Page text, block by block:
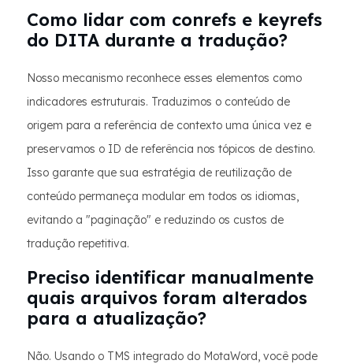
Como lidar com conrefs e keyrefs
do DITA durante a tradução?
Nosso mecanismo reconhece esses elementos como
indicadores estruturais. Traduzimos o conteúdo de
origem para a referência de contexto uma única vez e
preservamos o ID de referência nos tópicos de destino.
Isso garante que sua estratégia de reutilização de
conteúdo permaneça modular em todos os idiomas,
evitando a "paginação" e reduzindo os custos de
tradução repetitiva.
Preciso identificar manualmente
quais arquivos foram alterados
para a atualização?
Não. Usando o TMS integrado do MotaWord, você pode